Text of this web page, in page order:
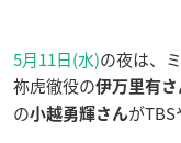
5月11日(水)の夜は、
祢虎徹役の伊万里有さ
の小越勇輝さんがTBS